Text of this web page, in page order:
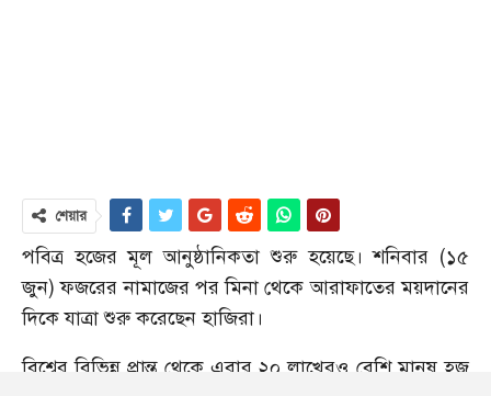
শেয়ার
পবিত্র হজের মূল আনুষ্ঠানিকতা শুরু হয়েছে। শনিবার (১৫
জুন) ফজরের নামাজের পর মিনা থেকে আরাফাতের ময়দানের
দিকে যাত্রা শুরু করেছেন হাজিরা।
বিশ্বের বিভিন্ন প্রান্ত থেকে এবার ২০ লাখেরও বেশি মানুষ হজ